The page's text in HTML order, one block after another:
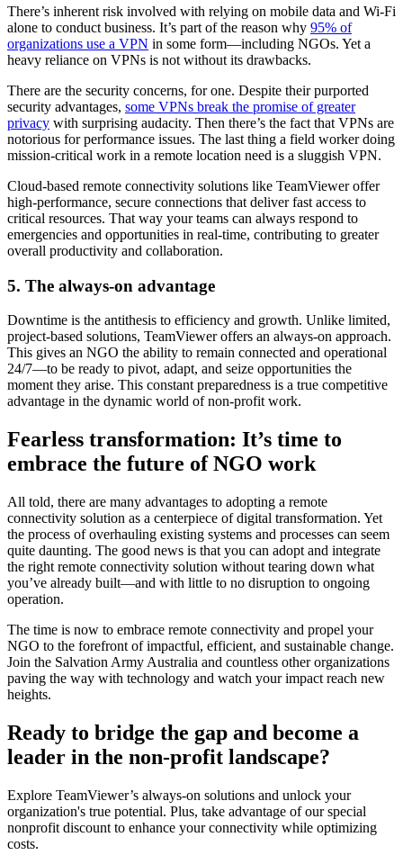
There’s inherent risk involved with relying on mobile data and Wi-Fi
alone to conduct business. It’s part of the reason why 95% of
organizations use a VPN in some form—including NGOs. Yet a
heavy reliance on VPNs is not without its drawbacks.
There are the security concerns, for one. Despite their purported
security advantages, some VPNs break the promise of greater
privacy with surprising audacity. Then there’s the fact that VPNs are
notorious for performance issues. The last thing a field worker doing
mission-critical work in a remote location need is a sluggish VPN.
Cloud-based remote connectivity solutions like TeamViewer offer
high-performance, secure connections that deliver fast access to
critical resources. That way your teams can always respond to
emergencies and opportunities in real-time, contributing to greater
overall productivity and collaboration.
5. The always-on advantage
Downtime is the antithesis to efficiency and growth. Unlike limited,
project-based solutions, TeamViewer offers an always-on approach.
This gives an NGO the ability to remain connected and operational
24/7—to be ready to pivot, adapt, and seize opportunities the
moment they arise. This constant preparedness is a true competitive
advantage in the dynamic world of non-profit work.
Fearless transformation: It’s time to
embrace the future of NGO work
All told, there are many advantages to adopting a remote
connectivity solution as a centerpiece of digital transformation. Yet
the process of overhauling existing systems and processes can seem
quite daunting. The good news is that you can adopt and integrate
the right remote connectivity solution without tearing down what
you’ve already built—and with little to no disruption to ongoing
operation.
The time is now to embrace remote connectivity and propel your
NGO to the forefront of impactful, efficient, and sustainable change.
Join the Salvation Army Australia and countless other organizations
paving the way with technology and watch your impact reach new
heights.
Ready to bridge the gap and become a
leader in the non-profit landscape?
Explore TeamViewer’s always-on solutions and unlock your
organization's true potential. Plus, take advantage of our special
nonprofit discount to enhance your connectivity while optimizing
costs.